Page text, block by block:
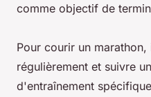
comme objectif de
Pour courir un
régulièrement et suivre
d'entraînement